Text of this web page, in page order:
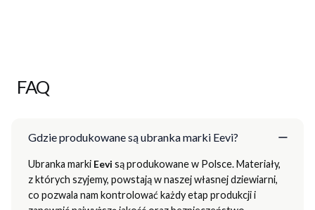
FAQ
Gdzie produkowane są ubranka marki Eevi?
Ubranka marki Eevi są produkowane w Polsce. Materiały,
z których szyjemy, powstają w naszej własnej dziewiarni,
co pozwala nam kontrolować każdy etap produkcji i